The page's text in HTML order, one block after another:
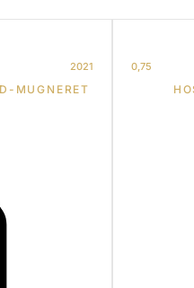
2021
MUGNERET
0,75